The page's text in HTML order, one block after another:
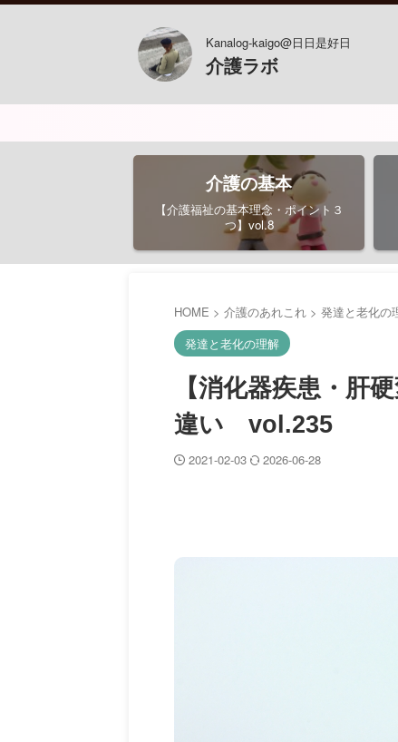
Kanalog-kaigo@日日是好日
介護ラボ
介護の基本
【介護福祉の基本理念・ポイント３
つ】vol.8
HOME > 介護のあれこれ > 発達と老化の
発達と老化の理解
【消化器疾患・肝
違い vol.235
2021-02-03 2026-06-28